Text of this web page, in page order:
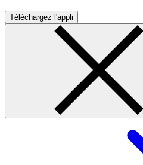
Téléchargez l'appli